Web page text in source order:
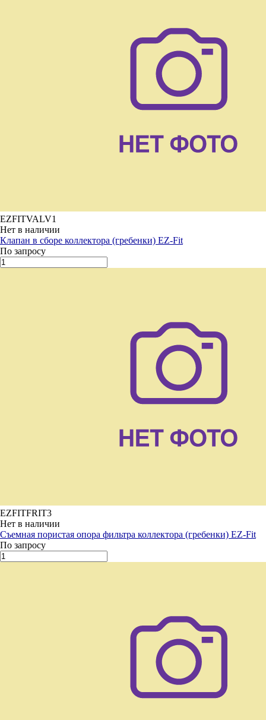
EZFITVALV1
Нет в наличии
Клапан в сборе коллектора (гребенки) EZ-Fit
По запросу
EZFITFRIT3
Нет в наличии
Съемная пористая опора фильтра коллектора (гребенки) EZ-Fit
По запросу